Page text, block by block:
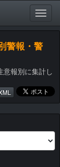
警報・警
報別に集計し